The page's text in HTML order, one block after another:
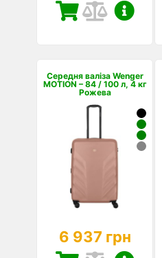
Середня валіза Wenger
MOTION – 84 / 100 л, 4 кг
Рожева
6 937 грн